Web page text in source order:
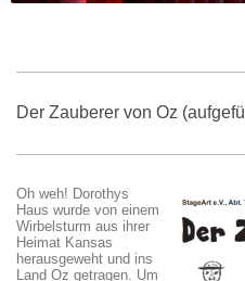
Der Zauberer von Oz
Oh weh! Dorothys
Haus wurde von einem
Wirbelsturm aus ihrer
Heimat Kansas
herausgeweht und ins
Land Oz getragen. Um